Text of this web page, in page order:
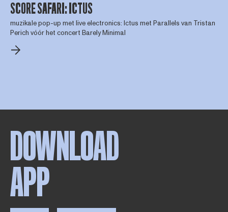
SCORE SAFARI: ICTUS
muzikale pop-up met live electronics: Ictus met Parallels van Tristan
Perich vóór het concert Barely Minimal
DOWNLOAD
APP